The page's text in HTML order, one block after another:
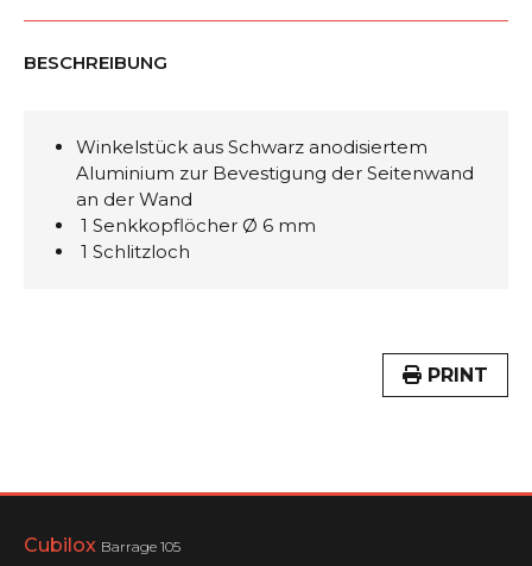
BESCHREIBUNG
Winkelstück aus Schwarz anodisiertem
Aluminium zur Bevestigung der Seitenwand
an der Wand
1 Senkkopflöcher Ø 6 mm
1 Schlitzloch
PRINT
Cubilox Barrage 105